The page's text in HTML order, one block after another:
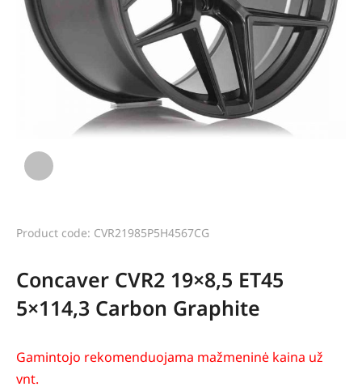
Product code: CVR21985P5H4567CG
Concaver CVR2 19×8,5 ET45
5×114,3 Carbon Graphite
Gamintojo rekomenduojama mažmeninė kaina už
vnt.